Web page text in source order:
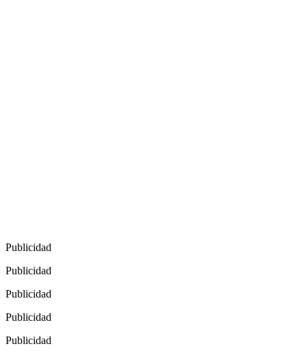
Publicidad
Publicidad
Publicidad
Publicidad
Publicidad